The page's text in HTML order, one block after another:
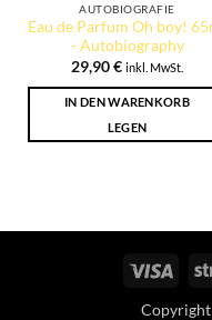
AUTOBIOGRAFIE
Eau de Parfum Oh boy!
- Autobiography
29,90€ inkl. MwSt.
IN DEN WARENKORB
LEGEN